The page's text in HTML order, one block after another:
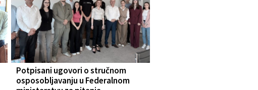
Potpisani ugovori o stručnom
osposobljavanju u Federalnom